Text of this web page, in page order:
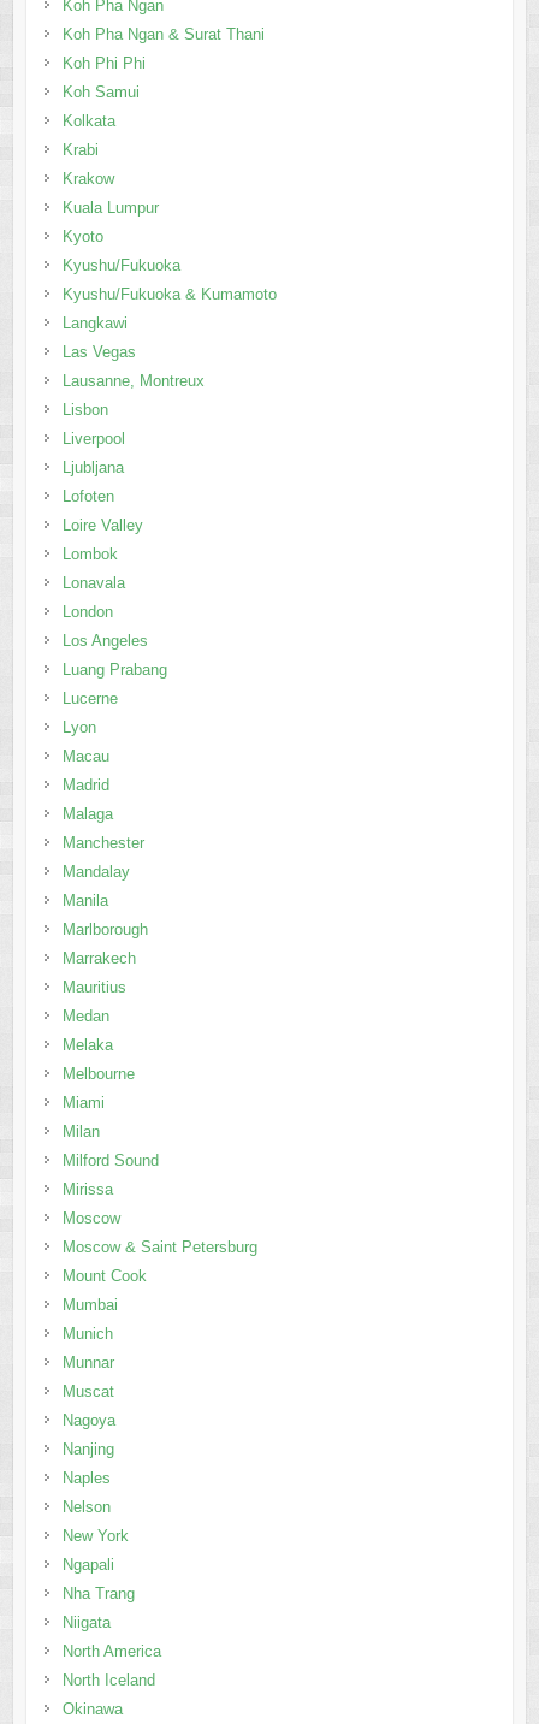
Koh Pha Ngan
Koh Pha Ngan & Surat Thani
Koh Phi Phi
Koh Samui
Kolkata
Krabi
Krakow
Kuala Lumpur
Kyoto
Kyushu/Fukuoka
Kyushu/Fukuoka & Kumamoto
Langkawi
Las Vegas
Lausanne, Montreux
Lisbon
Liverpool
Ljubljana
Lofoten
Loire Valley
Lombok
Lonavala
London
Los Angeles
Luang Prabang
Lucerne
Lyon
Macau
Madrid
Malaga
Manchester
Mandalay
Manila
Marlborough
Marrakech
Mauritius
Medan
Melaka
Melbourne
Miami
Milan
Milford Sound
Mirissa
Moscow
Moscow & Saint Petersburg
Mount Cook
Mumbai
Munich
Munnar
Muscat
Nagoya
Nanjing
Naples
Nelson
New York
Ngapali
Nha Trang
Niigata
North America
North Iceland
Okinawa